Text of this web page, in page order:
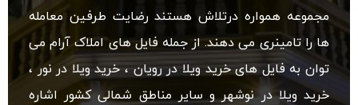
مجموعه همواره درتلاش هستند رضایت طرفین معامله
ها را تامینری می دهند. از جمله فایل های املاک آرام می
توان به فایل های خرید ویلا در رویان ، خرید ویلا در نور ،
خرید ویلا در نوشهر و سایر مناطق شمالی کشور اشاره